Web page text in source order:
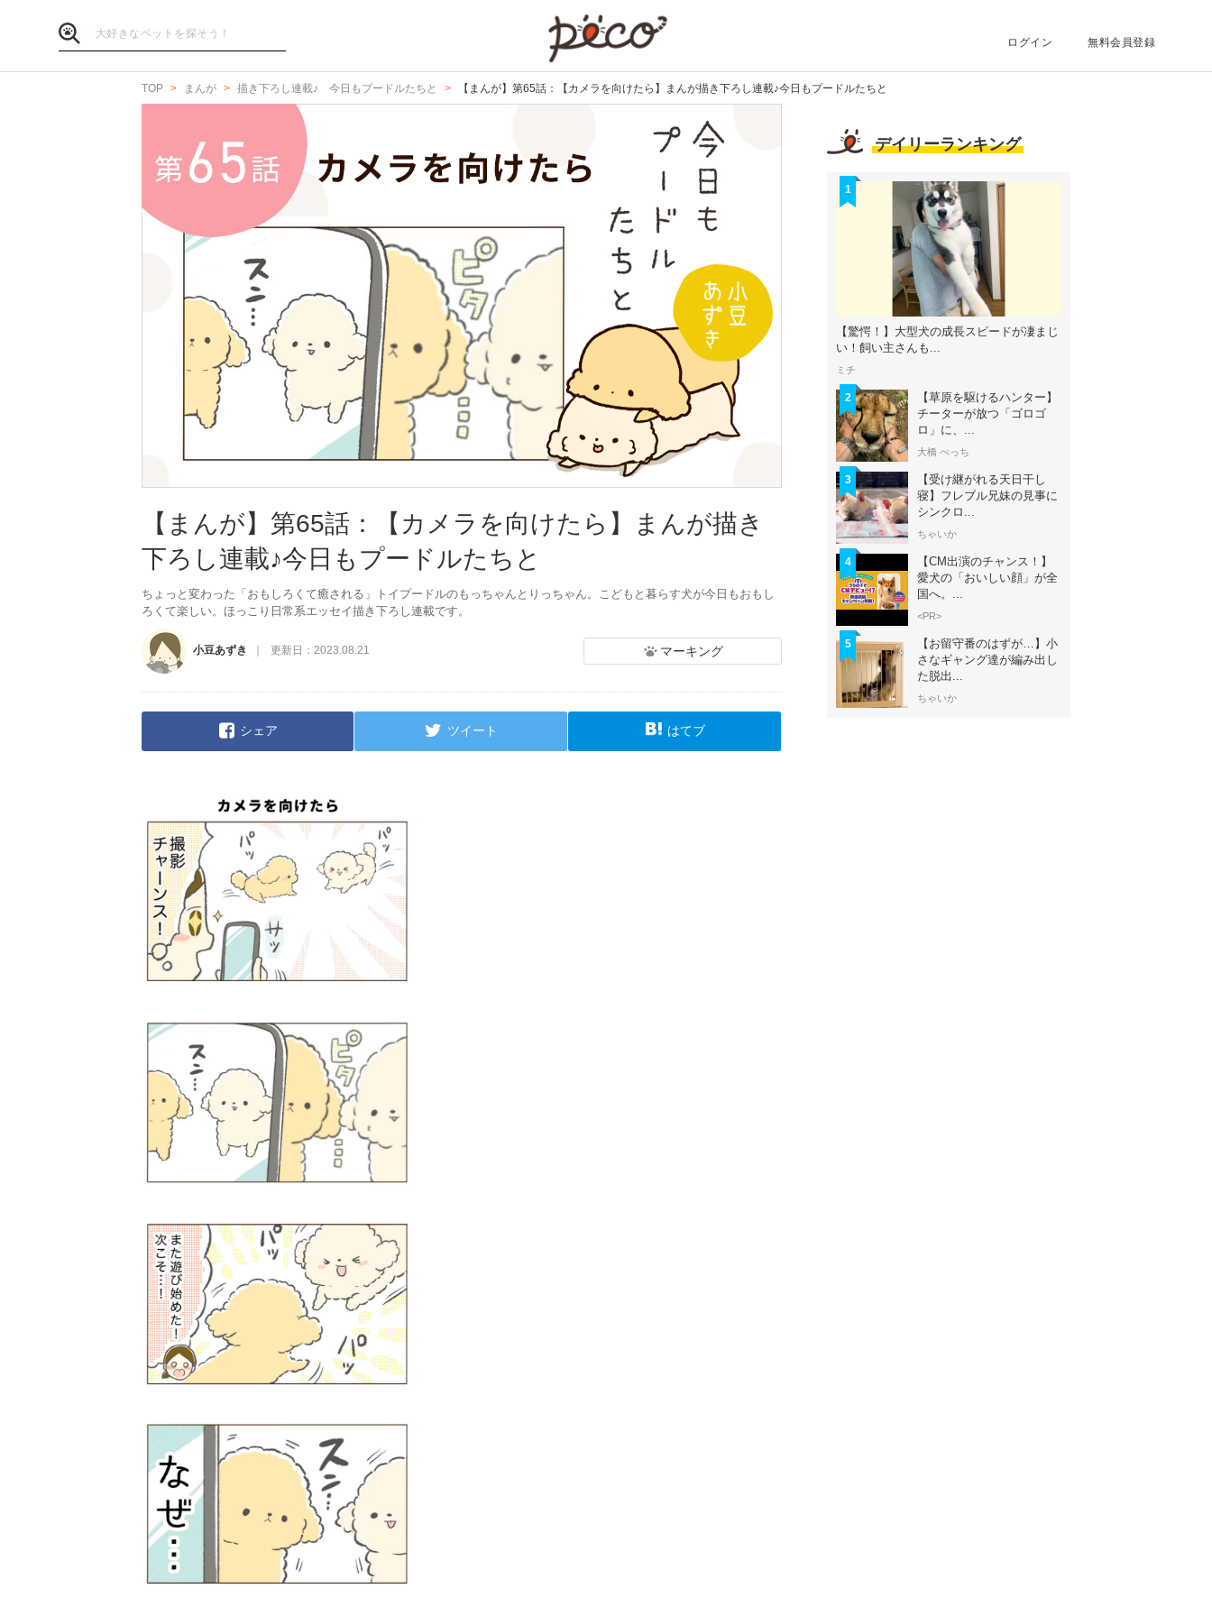
ログイン 無料会員登録
TOP まんが 描き下ろし連載♪ 今日もプードルたちと 【まんが】第65話：【カメラを向けたら】まんが描き下ろし連載♪今日もプードルたちと
【まんが】第65話：【カメラを向けたら】まんが描き
下ろし連載♪今日もプードルたちと
ちょっと変わった「おもしろくて癒される」トイプードルのもっちゃんとりっちゃん。こどもと暮らす犬が今日もおもし
ろくて楽しい。ほっこり日常系エッセイ描き下ろし連載です。
小豆あずき 更新日： 2023.08.21 マーキング
シェア ツイート はてブ
デイリーランキング
1
【驚愕！】大型犬の成長スピードが凄まじ
い！飼い主さんも...
ミチ
2
【草原を駆けるハンター】
チーターが放つ「ゴロゴ
ロ」に、...
大橋 ぺっち
3
【受け継がれる天日干し
寝】フレブル兄妹の見事に
シンクロ...
ちゃいか
4
【CM出演のチャンス！】
愛犬の「おいしい顔」が全
国へ。...
<PR>
5
【お留守番のはずが…】小
さなギャング達が編み出し
た脱出...
ちゃいか